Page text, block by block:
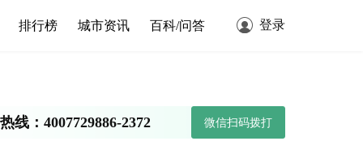
排行榜 城市资讯 百科/问答 登录
线：4007729886-2372 微信扫码拨打